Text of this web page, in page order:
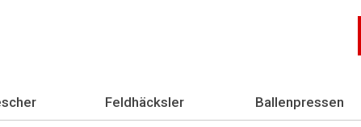
Feldhäcksler Ballenpressen